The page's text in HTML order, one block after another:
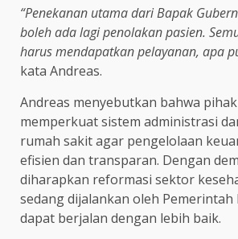
“Penekanan utama dari Bapak
boleh ada lagi penolakan pasien.
harus mendapatkan pelayanan, apa
kata Andreas.
Andreas menyebutkan bahwa
memperkuat sistem administrasi
rumah sakit agar pengelolaan
efisien dan transparan. Dengan
diharapkan reformasi sektor
sedang dijalankan oleh Pemerintah
dapat berjalan dengan lebih baik.